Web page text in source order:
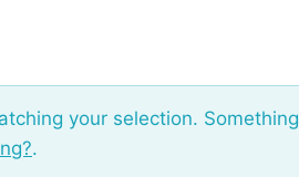
your selection. Something
.